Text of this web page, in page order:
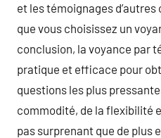
et les témoignages
que vous choisissez un
conclusion, la voyance par
pratique et efficace pour
questions les plus
commodité, de la flexibilité
pas surprenant que de plus